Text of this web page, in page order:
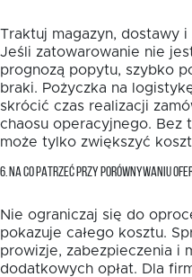
Traktuj magazyn, dostawy
Jeśli zatowarowanie nie
prognozą popytu, szybko
braki. Pożyczka na
skrócić czas realizacji
chaosu operacyjnego. Bez
może tylko zwiększyć
6. NA CO PATRZEĆ PRZY PORÓWNYWANIU
Nie ograniczaj się do
pokazuje całego kosztu.
prowizje, zabezpieczenia i
dodatkowych opłat. Dla